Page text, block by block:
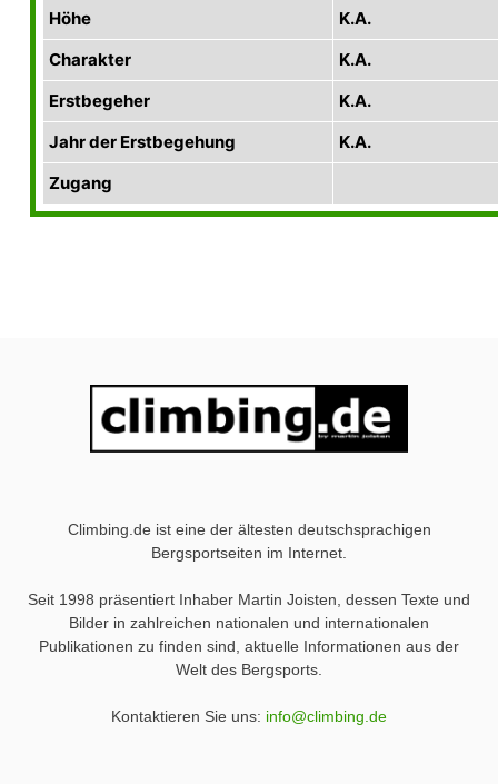
Höhe
K.A.
Charakter
K.A.
Erstbegeher
K.A.
Jahr der Erstbegehung
K.A.
Zugang
Climbing.de ist eine der ältesten deutschsprachigen
Bergsportseiten im Internet.
Seit 1998 präsentiert Inhaber Martin Joisten, dessen Texte und
Bilder in zahlreichen nationalen und internationalen
Publikationen zu finden sind, aktuelle Informationen aus der
Welt des Bergsports.
Kontaktieren Sie uns: info@climbing.de